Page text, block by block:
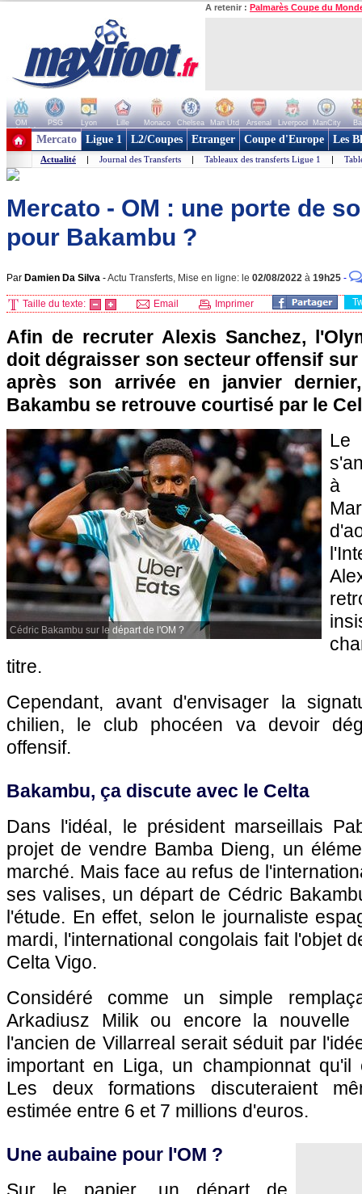
A retenir : Palmarès Coupe du
OM PSG Lyon Lille Monaco Chelsea Man Utd Arsenal Liverpool ManCity
+ de clubs
Mercato Ligue 1 L2/Coupes Etranger Coupe d'Europe Les
Actualité | Journal des Transferts | Tableaux des transferts Ligue 1 |
Mercato - OM : une porte de
pour Bakambu ?
Par Damien Da Silva -Actu Transferts, Mise en ligne: le 02/08/2022 à 19h25 -
Taille du texte: Email Imprimer
Afin de recruter Alexis Sanchez,
doit dégraisser son secteur offensif sur
après son arrivée en janvier
Bakambu se retrouve courtisé par le
Cédric Bakambu sur le départ de l'OM ?
à
titre.
Cependant, avant d'envisager la
chilien, le club phocéen va devoir
offensif.
Bakambu, ça discute avec le Celta
Dans l'idéal, le président marseillais
projet de vendre Bamba Dieng, un
marché. Mais face au refus de
ses valises, un départ de Cédric
l'étude. En effet, selon le journaliste
mardi, l'international congolais fait l'objet
Celta Vigo.
Considéré comme un simple
Arkadiusz Milik ou encore la nouvelle
l'ancien de Villarreal serait séduit par
important en Liga, un championnat qu'il
Les deux formations discuteraient
estimée entre 6 et 7 millions d'euros.
Une aubaine pour l'OM ?